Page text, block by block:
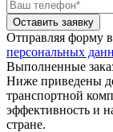
Оставить заявку
Отправляя форму
персональных
Выполненные
Ниже приведены
транспортной
эффективность и
стране.